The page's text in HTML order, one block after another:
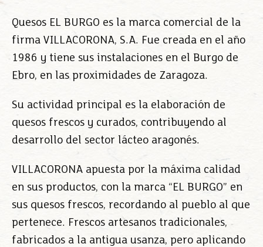
Quesos EL BURGO es la marca comercial de la
firma VILLACORONA, S.A. Fue creada en el año
1986 y tiene sus instalaciones en el Burgo de
Ebro, en las proximidades de Zaragoza.
Su actividad principal es la elaboración de
quesos frescos y curados, contribuyendo al
desarrollo del sector lácteo aragonés.
VILLACORONA apuesta por la máxima calidad
en sus productos, con la marca “EL BURGO” en
sus quesos frescos, recordando al pueblo al que
pertenece. Frescos artesanos tradicionales,
fabricados a la antigua usanza, pero aplicando